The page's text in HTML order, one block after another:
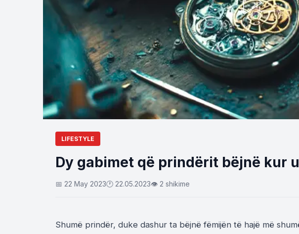
LIFESTYLE
Dy gabimet që prindërit bëjnë kur
📅 22 May 2023🕐 22.05.2023👁 2 shikime
Shumë prindër, duke dashur ta bëjnë fëmijën të hajë më